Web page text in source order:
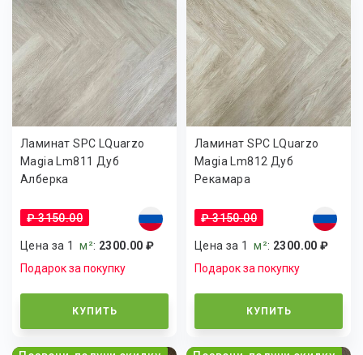
Ламинат SPC LQuarzo
Magia Lm811 Дуб
Алберка
₽ 3150.00
Цена за 1м²: 2300.00 ₽
Подарок за покупку
КУПИТЬ
Ламинат SPC LQuarzo
Magia Lm812 Дуб
Рекамара
₽ 3150.00
Цена за 1м²: 2300.00 ₽
Подарок за покупку
КУПИТЬ